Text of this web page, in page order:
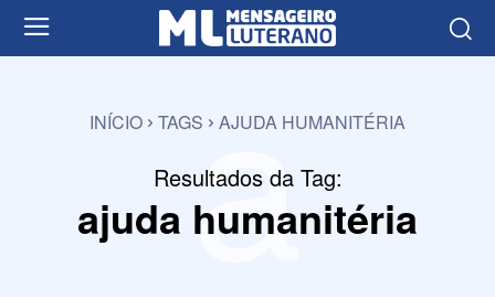
INÍCIO TAGS AJUDA HUMANITÉRIA
Resultados da Tag:
ajuda humanitéria
a